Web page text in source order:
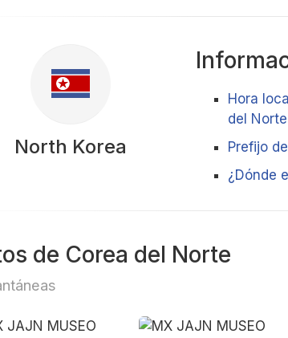
North Korea
Hora
del Norte
Prefijo
¿Dónde
de Corea del Norte